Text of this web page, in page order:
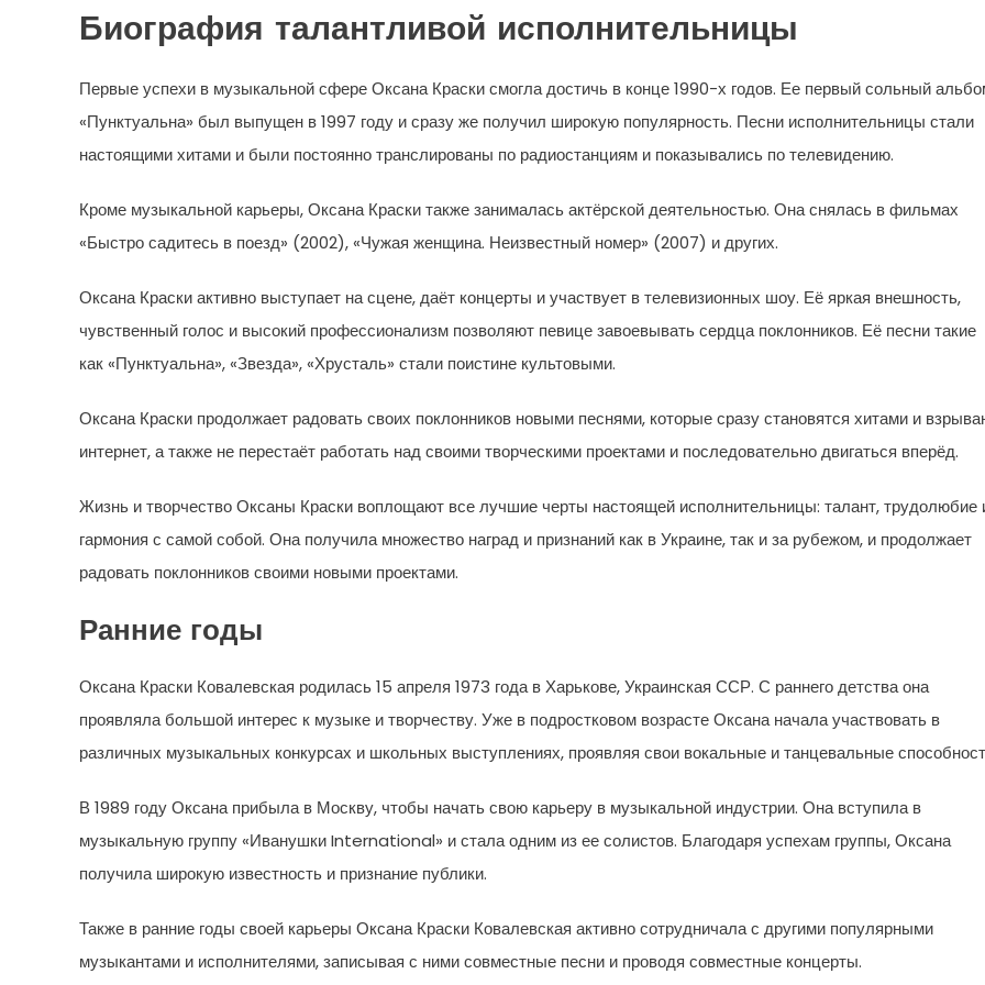
Биография талантливой исполнительницы
Первые успехи в музыкальной сфере Оксана Краски смогла достичь в конце 1990-х годов. Ее первый сольный
«Пунктуальна» был выпущен в 1997 году и сразу же получил широкую популярность. Песни исполнительницы стали
настоящими хитами и были постоянно транслированы по радиостанциям и показывались по телевидению.
Кроме музыкальной карьеры, Оксана Краски также занималась актёрской деятельностью. Она снялась в фильмах
«Быстро садитесь в поезд» (2002), «Чужая женщина. Неизвестный номер» (2007) и других.
Оксана Краски активно выступает на сцене, даёт концерты и участвует в телевизионных шоу. Её яркая внешность,
чувственный голос и высокий профессионализм позволяют певице завоевывать сердца поклонников. Её песни такие
как «Пунктуальна», «Звезда», «Хрусталь» стали поистине культовыми.
Оксана Краски продолжает радовать своих поклонников новыми песнями, которые сразу становятся хитами и
интернет, а также не перестаёт работать над своими творческими проектами и последовательно двигаться вперёд.
Жизнь и творчество Оксаны Краски воплощают все лучшие черты настоящей исполнительницы: талант, трудолюбие
гармония с самой собой. Она получила множество наград и признаний как в Украине, так и за рубежом, и продолжает
радовать поклонников своими новыми проектами.
Ранние годы
Оксана Краски Ковалевская родилась 15 апреля 1973 года в Харькове, Украинская ССР. С раннего детства она
проявляла большой интерес к музыке и творчеству. Уже в подростковом возрасте Оксана начала участвовать в
различных музыкальных конкурсах и школьных выступлениях, проявляя свои вокальные и танцевальные
В 1989 году Оксана прибыла в Москву, чтобы начать свою карьеру в музыкальной индустрии. Она вступила в
музыкальную группу «Иванушки International» и стала одним из ее солистов. Благодаря успехам группы, Оксана
получила широкую известность и признание публики.
Также в ранние годы своей карьеры Оксана Краски Ковалевская активно сотрудничала с другими популярными
музыкантами и исполнителями, записывая с ними совместные песни и проводя совместные концерты.